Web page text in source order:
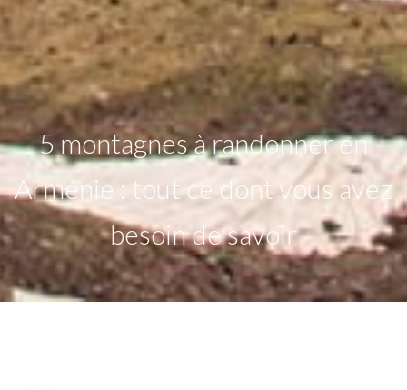
5 montagnes à randonner en
Arménie : tout ce dont vous avez
besoin de savoir